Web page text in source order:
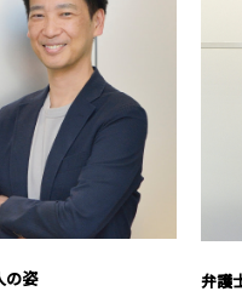
の姿
弁護